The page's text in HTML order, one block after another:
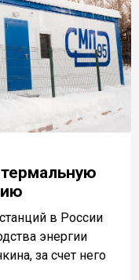
в России
энергии
за счет него